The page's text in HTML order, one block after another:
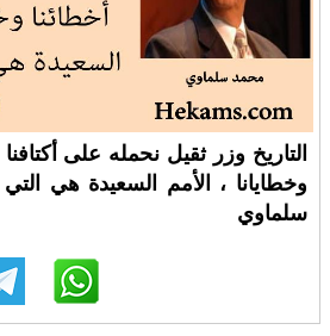
التاريخ وزر ثقيل نحمله على
وخطايانا ، الأمم السعيدة هي
سلماوي